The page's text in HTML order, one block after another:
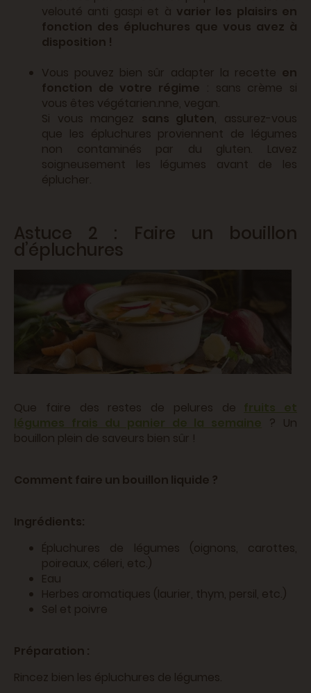
velouté anti gaspi et à varier les plaisirs en
fonction des épluchures que vous avez à
disposition !
Vous pouvez bien sûr adapter la recette en
fonction de votre régime : sans crème si
vous êtes végétarien.nne, vegan.
Si vous mangez sans gluten, assurez-vous
que les épluchures proviennent de légumes
non contaminés par du gluten. Lavez
soigneusement les légumes avant de les
éplucher.
Astuce 2 : Faire un bouillon
d’épluchures
Que faire des restes de pelures de fruits et
légumes frais du panier de la semaine ? Un
bouillon plein de saveurs bien sûr !
Comment faire un bouillon liquide ?
Ingrédients:
Épluchures de légumes (oignons, carottes,
poireaux, céleri, etc.)
Eau
Herbes aromatiques (laurier, thym, persil, etc.)
Sel et poivre
Préparation :
Rincez bien les épluchures de légumes.